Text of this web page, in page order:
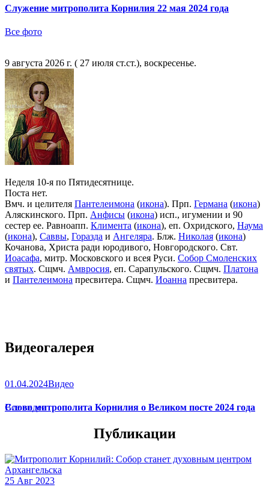
Служение митрополита Корнилия 22 мая 2024 года
Все фото
9 августа 2026 г. ( 27 июля ст.ст.), воскресенье.
Неделя 10-я по Пятидесятнице.
Поста нет.
Вмч. и целителя Пантелеимона (икона). Прп. Германа (икона)
Аляскинского. Прп. Анфисы (икона) исп., игумении и 90
сестер ее. Равноапп. Климента (икона), еп. Охридского, Наума
(икона), Саввы, Горазда и Ангеляра. Блж. Николая (икона)
Кочанова, Христа ради юродивого, Новгородского. Свт.
Иоасафа, митр. Московского и всея Руси. Собор Смоленских
святых. Сщмч. Амвросия, еп. Сарапульского. Сщмч. Платона
и Пантелеимона пресвитера. Сщмч. Иоанна пресвитера.
Видеогалерея
01.04.2024Видео
Слово митрополита Корнилия о Великом посте 2024 года
Все видео
Публикации
25 Авг 2023